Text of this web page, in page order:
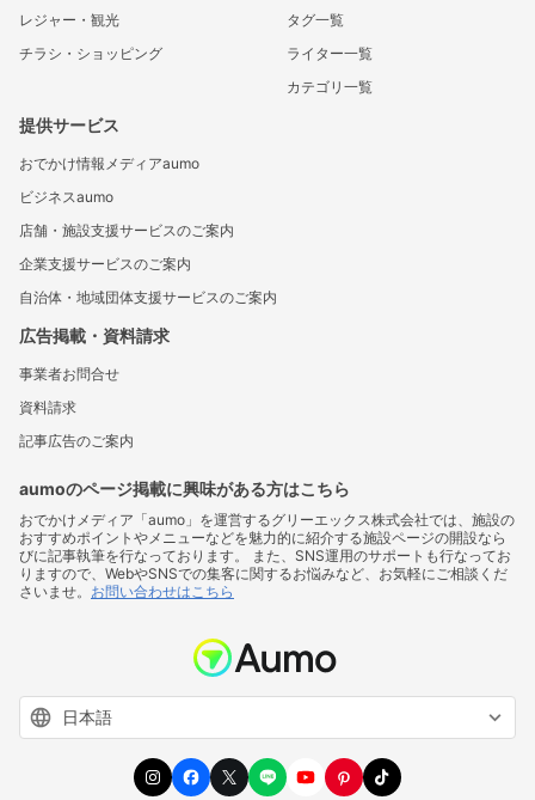
レジャー・観光
チラシ・ショッピング
タグ一覧
ライター一覧
カテゴリ一覧
提供サービス
おでかけ情報メディアaumo
ビジネスaumo
店舗・施設支援サービスのご案内
企業支援サービスのご案内
自治体・地域団体支援サービスのご案内
広告掲載・資料請求
事業者お問合せ
資料請求
記事広告のご案内
aumoのページ掲載に興味がある方はこちら
おでかけメディア「aumo」を運営するグリーエックス株式会社では、施設の
おすすめポイントやメニューなどを魅力的に紹介する施設ページの開設なら
びに記事執筆を行なっております。 また、SNS運用のサポートも行なってお
りますので、WebやSNSでの集客に関するお悩みなど、お気軽にご相談くだ
さいませ。 お問い合わせはこちら